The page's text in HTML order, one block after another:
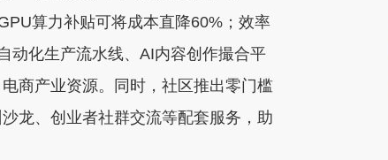
算力补贴可将成本直降60%；效率
动化生产流水线、AI内容创作撮合平
商产业资源。同时，社区推出零门槛
龙、创业者社群交流等配套服务，助